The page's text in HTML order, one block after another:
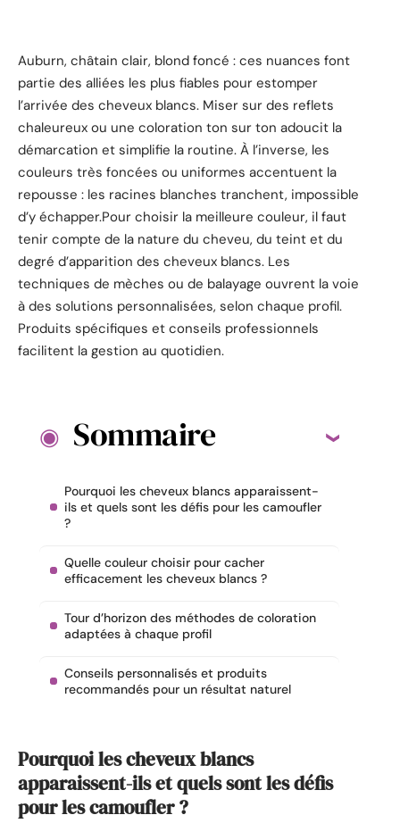
Auburn, châtain clair, blond foncé : ces nuances font
partie des alliées les plus fiables pour estomper
l’arrivée des cheveux blancs. Miser sur des reflets
chaleureux ou une coloration ton sur ton adoucit la
démarcation et simplifie la routine. À l’inverse, les
couleurs très foncées ou uniformes accentuent la
repousse : les racines blanches tranchent, impossible
d’y échapper.Pour choisir la meilleure couleur, il faut
tenir compte de la nature du cheveu, du teint et du
degré d’apparition des cheveux blancs. Les
techniques de mèches ou de balayage ouvrent la voie
à des solutions personnalisées, selon chaque profil.
Produits spécifiques et conseils professionnels
facilitent la gestion au quotidien.
Sommaire
Pourquoi les cheveux blancs apparaissent-
ils et quels sont les défis pour les camoufler
?
Quelle couleur choisir pour cacher
efficacement les cheveux blancs ?
Tour d’horizon des méthodes de coloration
adaptées à chaque profil
Conseils personnalisés et produits
recommandés pour un résultat naturel
Pourquoi les cheveux blancs
apparaissent-ils et quels sont les défis
pour les camoufler ?